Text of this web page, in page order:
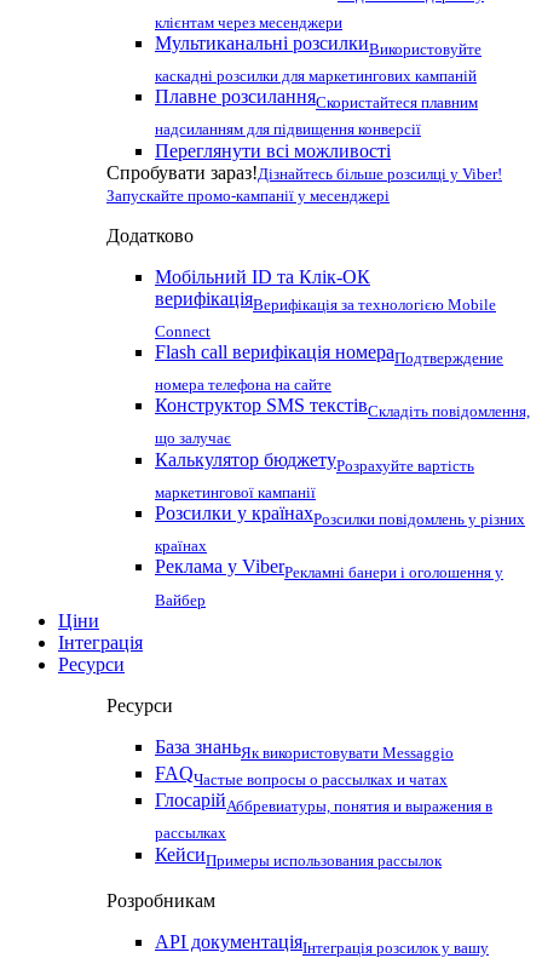
клієнтам через месенджери
Мультиканальні розсилкиВикористовуйте
каскадні розсилки для маркетингових кампаній
Плавне розсиланняСкористайтеся плавним
надсиланням для підвищення конверсії
Переглянути всі можливості
Спробувати зараз!Дізнайтесь більше розсилці у Viber!
Запускайте промо-кампанії у месенджері
Додатково
Мобільний ID та Клік-ОК
верифікаціяВерифікація за технологією Mobile
Connect
Flash call верифікація номераПодтверждение
номера телефона на сайте
Конструктор SMS текстівСкладіть повідомлення,
що залучає
Калькулятор бюджетуРозрахуйте вартість
маркетингової кампанії
Розсилки у країнахРозсилки повідомлень у різних
країнах
Реклама у ViberРекламні банери і оголошення у
Вайбер
Ціни
Інтеграція
Ресурси
Ресурси
База знаньЯк використовувати Messaggio
FAQЧастые вопросы о рассылках и чатах
ГлосарійАббревиатуры, понятия и выражения в
рассылках
КейсиПримеры использования рассылок
Розробникам
API документаціяІнтеграція розсилок у вашу